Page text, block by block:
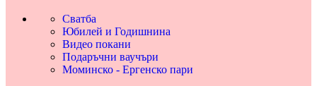
Сватба
Юбилей и Годишнина
Видео покани
Подаръчни ваучъри
Моминско - Ергенско пари